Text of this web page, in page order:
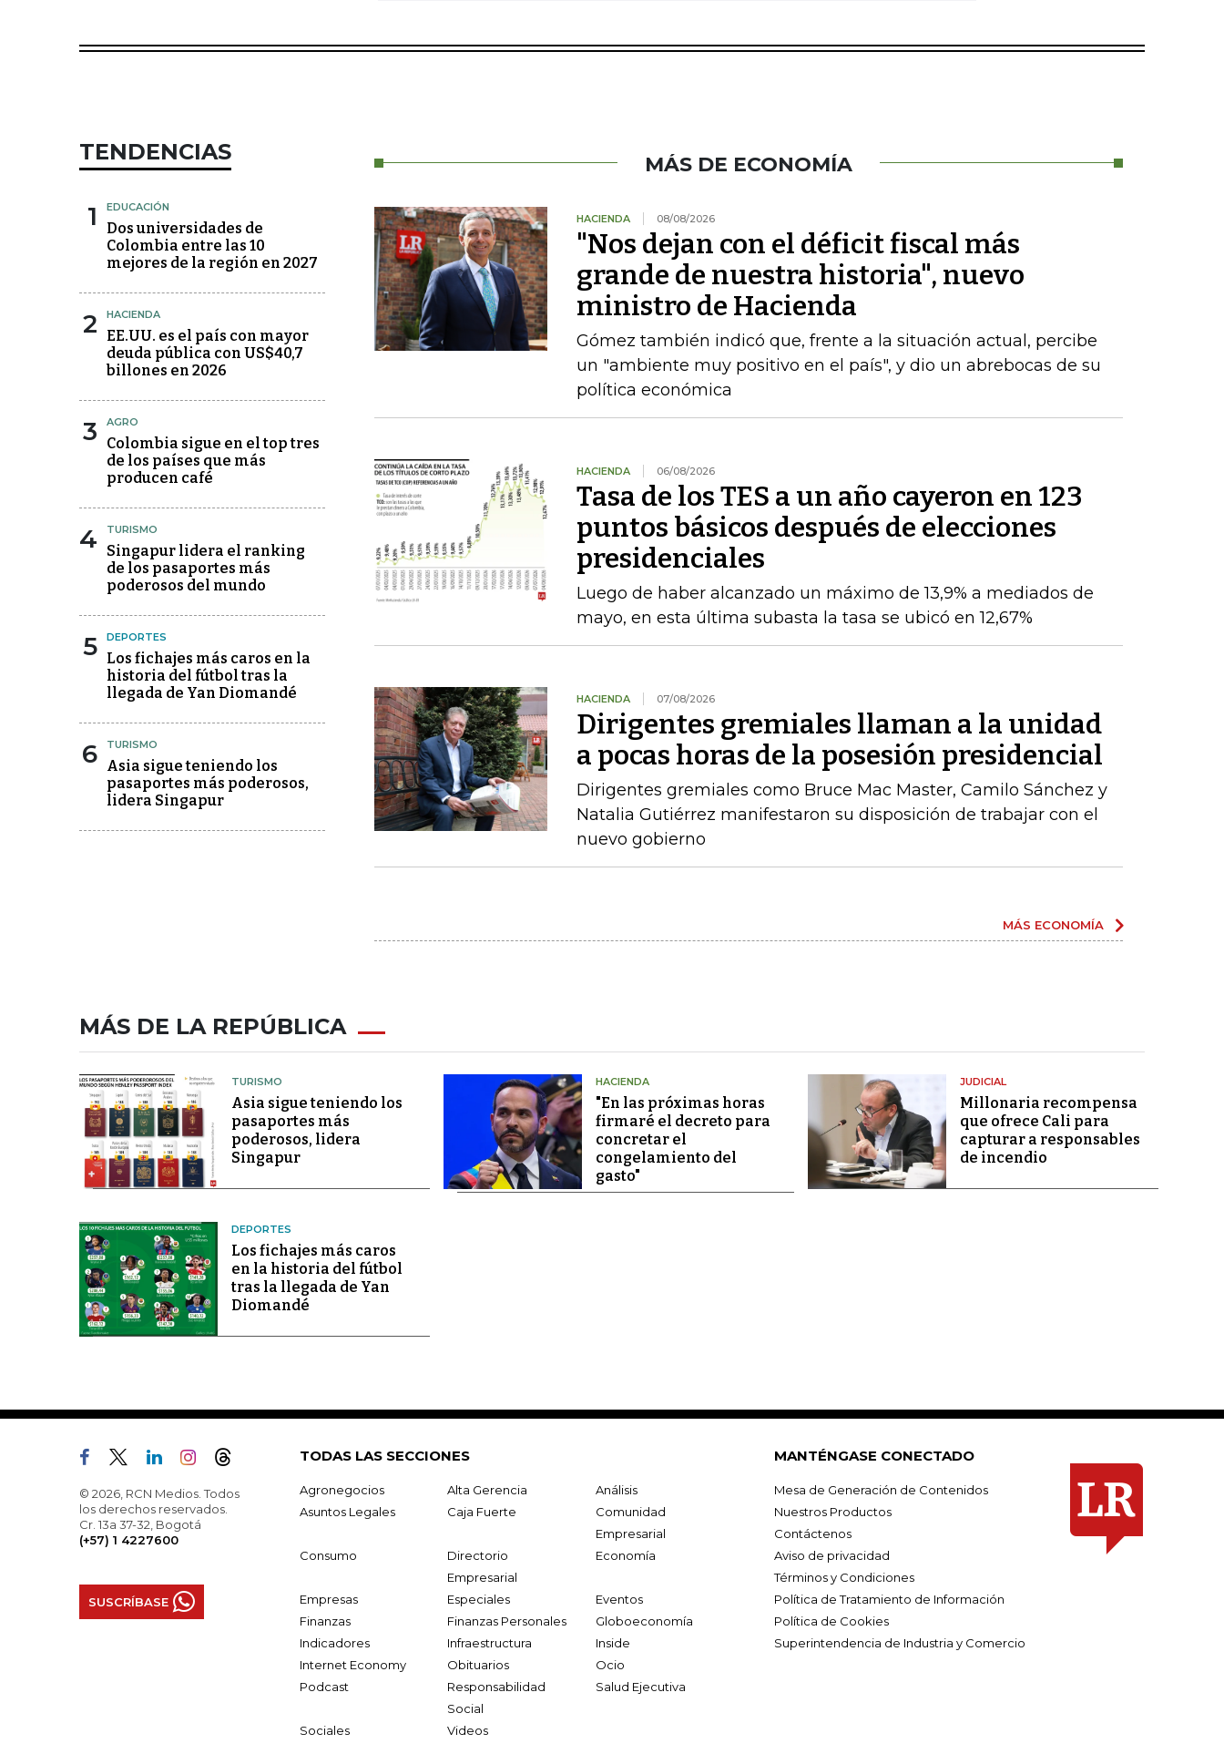
TENDENCIAS
1 EDUCACIÓN
Dos universidades de
Colombia entre las 10
mejores de la región en 2027
2 HACIENDA
EE.UU. es el país con mayor
deuda pública con US$40,7
billones en 2026
3 AGRO
Colombia sigue en el top tres
de los países que más
producen café
4 TURISMO
Singapur lidera el ranking
de los pasaportes más
poderosos del mundo
5 DEPORTES
Los fichajes más caros en la
historia del fútbol tras la
llegada de Yan Diomandé
6 TURISMO
Asia sigue teniendo los
pasaportes más poderosos,
lidera Singapur
MÁS DE ECONOMÍA
HACIENDA 08/08/2026
"Nos dejan con el déficit fiscal más
grande de nuestra historia", nuevo
ministro de Hacienda
Gómez también indicó que, frente a la situación actual, percibe
un "ambiente muy positivo en el país", y dio un abrebocas de su
política económica
HACIENDA 06/08/2026
Tasa de los TES a un año cayeron en 123
puntos básicos después de elecciones
presidenciales
Luego de haber alcanzado un máximo de 13,9% a mediados de
mayo, en esta última subasta la tasa se ubicó en 12,67%
HACIENDA 07/08/2026
Dirigentes gremiales llaman a la unidad
a pocas horas de la posesión presidencial
Dirigentes gremiales como Bruce Mac Master, Camilo Sánchez y
Natalia Gutiérrez manifestaron su disposición de trabajar con el
nuevo gobierno
MÁS ECONOMÍA
MÁS DE LA REPÚBLICA
TURISMO
Asia sigue teniendo los
pasaportes más
poderosos, lidera
Singapur
HACIENDA
"En las próximas horas
firmaré el decreto para
concretar el
congelamiento del
gasto"
JUDICIAL
Millonaria recompensa
que ofrece Cali para
capturar a responsables
de incendio
DEPORTES
Los fichajes más caros
en la historia del fútbol
tras la llegada de Yan
Diomandé
© 2026, RCN Medios. Todos
los derechos reservados.
Cr. 13a 37-32, Bogotá
(+57) 1 4227600
SUSCRÍBASE
TODAS LAS SECCIONES
Agronegocios Alta Gerencia
Análisis
Asuntos Legales
Caja Fuerte
Comunidad
Empresarial
Consumo
Directorio
Empresarial
Economía
Empresas Especiales
Eventos
Finanzas
Finanzas Personales
Globoeconomía
Indicadores
Infraestructura
Inside
Internet Economy
Obituarios
Ocio
Podcast
Responsabilidad
Social
Salud Ejecutiva
Sociales Videos
MANTÉNGASE CONECTADO
Mesa de Generación de Contenidos
Nuestros Productos
Contáctenos
Aviso de privacidad
Términos y Condiciones
Política de Tratamiento de Información
Política de Cookies
Superintendencia de Industria y Comercio